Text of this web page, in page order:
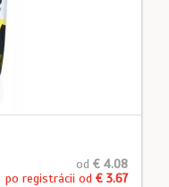
od € 4.08
po registrácii od € 3.67